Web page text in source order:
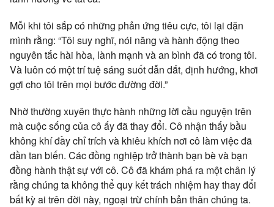
Mỗi khi tôi sắp có những phản ứng tiêu cực, tôi lại dặn
mình rằng: “Tôi suy nghĩ, nói năng và hành động theo
nguyên tắc hài hòa, lành mạnh và an bình đã có trong tôi.
Và luôn có một trí tuệ sáng suốt dẫn dắt, định hướng, khơi
gợi cho tôi trên mọi bước đường đời.”
Nhờ thường xuyên thực hành những lời cầu nguyện trên
mà cuộc sống của cô ấy đã thay đổi. Cô nhận thấy bầu
không khí đầy chỉ trích và khiêu khích nơi cô làm việc đã
dần tan biến. Các đồng nghiệp trở thành bạn bè và bạn
đồng hành thật sự với cô. Cô đã khám phá ra một chân lý
rằng chúng ta không thể quy kết trách nhiệm hay thay đổi
bất kỳ ai trên đời này, ngoại trừ chính bản thân chúng ta.